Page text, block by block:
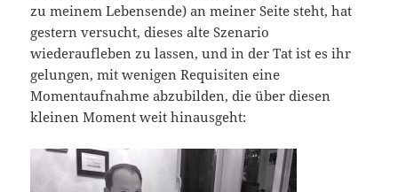
zu meinem Lebensende) an meiner Seite steht, hat
gestern versucht, dieses alte Szenario
wiederaufleben zu lassen, und in der Tat ist es ihr
gelungen, mit wenigen Requisiten eine
Momentaufnahme abzubilden, die über diesen
kleinen Moment weit hinausgeht: